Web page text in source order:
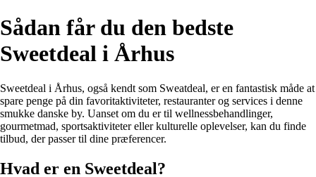
Sådan får du den bedste
Sweetdeal i Århus
Sweetdeal i Århus, også kendt som Sweatdeal, er en fantastisk måde at
spare penge på din favoritaktiviteter, restauranter og services i denne
smukke danske by. Uanset om du er til wellnessbehandlinger,
gourmetmad, sportsaktiviteter eller kulturelle oplevelser, kan du finde
tilbud, der passer til dine præferencer.
Hvad er en Sweetdeal?